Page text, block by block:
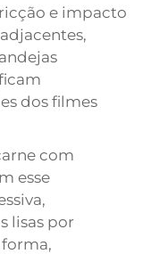
e impacto
dos filmes
com
esse
lisas por